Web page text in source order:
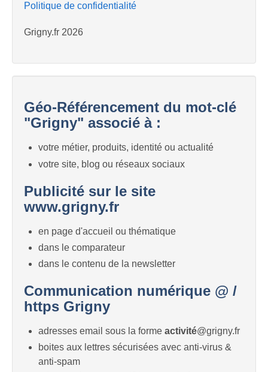
Politique de confidentialité
Grigny.fr 2026
Géo-Référencement du mot-clé
"Grigny" associé à :
votre métier, produits, identité ou actualité
votre site, blog ou réseaux sociaux
Publicité sur le site
www.grigny.fr
en page d'accueil ou thématique
dans le comparateur
dans le contenu de la newsletter
Communication numérique @ /
https Grigny
adresses email sous la forme activité@grigny.fr
boites aux lettres sécurisées avec anti-virus &
anti-spam